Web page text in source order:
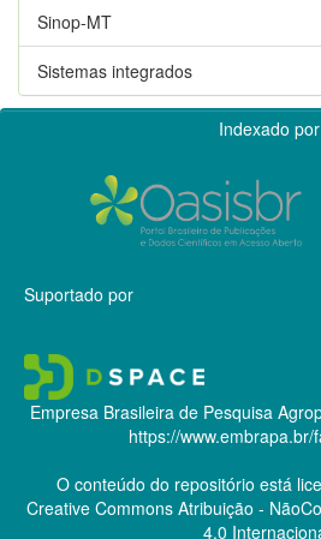
Sinop-MT
Sistemas integrados
Indexado por
Suportado por
Empresa Brasileira de Pesquisa
https://www.embrapa.br/
O conteúdo do repositório está
Creative CommonsAtribuição -
4.0